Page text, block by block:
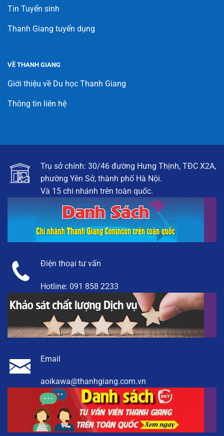
Tin Tuyển sinh
Thanh Giang tuyển dụng
VỀ THANH GIANG
Giới thiệu về Du học Thanh Giang
Thông tin liên hệ
Trụ sở chính: 30/46 đường Hưng Thịnh, TĐC X2A,
phường Yên Sở, thành phố Hà Nội.
Và 15 chi nhánh trên toàn quốc.
Điện thoại tư vấn
Hotline: 091 858 2233
Email
aoikawa@thanhgiang.com.vn